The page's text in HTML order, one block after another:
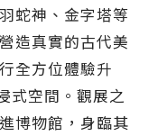
蛇神、金字塔等
造真實的古代美
全方位體驗升
式空間。觀展之
博物館，身臨其